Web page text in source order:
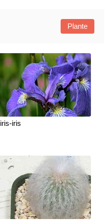
Plante
iris-iris